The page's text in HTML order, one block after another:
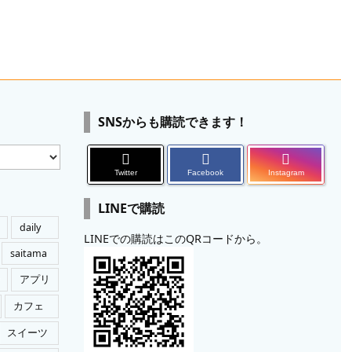
daily
saitama
アプリ
カフェ
スイーツ
SNSからも購読できます！
Twitter Facebook Instagram
LINEで購読
LINEでの購読はこのQRコードから。